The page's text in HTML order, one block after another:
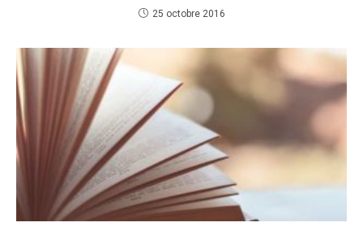
25 octobre 2016